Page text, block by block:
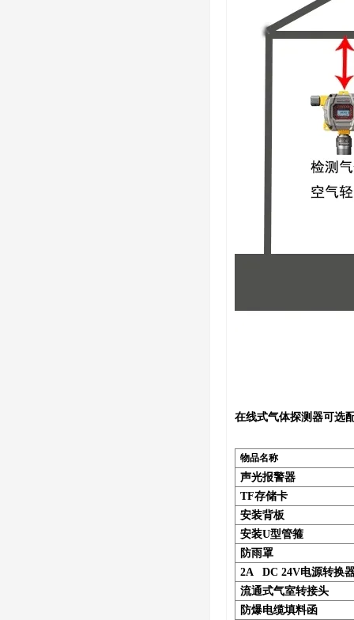
在线式气体探测器可选
物品名称
声光报警器
TF存储卡
安装背板
安装U型管箍
防雨罩
2A DC 24V电源转换
流通式气室转接头
防爆电缆填料函